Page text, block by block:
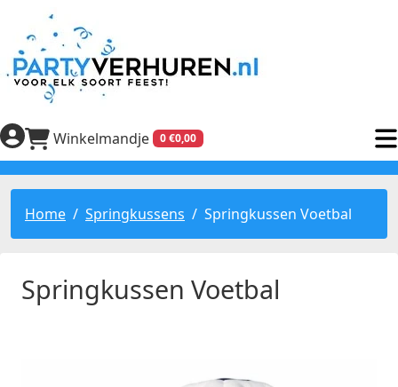
Winkelmandje 0 €0,00
Home Springkussens Springkussen Voetbal
Springkussen Voetbal